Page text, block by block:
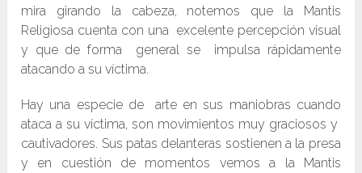
mira girando la cabeza, notemos que la Mantis
Religiosa cuenta con una excelente percepción visual
y que de forma general se impulsa rápidamente
atacando a su víctima.
Hay una especie de arte en sus maniobras cuando
ataca a su víctima, son movimientos muy graciosos y
cautivadores. Sus patas delanteras sostienen a la presa
y en cuestión de momentos vemos a la Mantis